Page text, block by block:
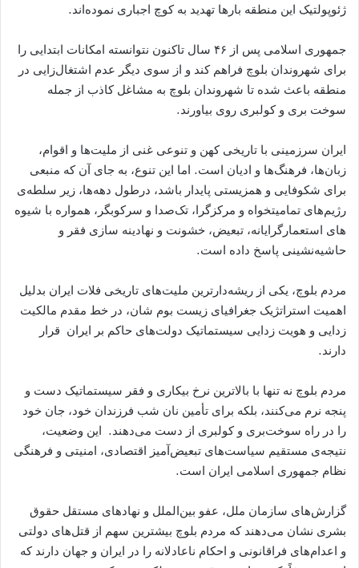
ژئوپولتیک این منطقه بارها تهدید به کوچ اجباری نموده‌اند.
جمهوری اسلامی پس از ۴۶ سال تاکنون نتوانسته امکانات ابتدایی را
برای شهروندان بلوچ فراهم کند و از سوی دیگر عدم اشتغال‌زایی در
منطقه باعث شده تا شهروندان بلوچ به مشاغل کاذب از جمله
سوخت بری و کولبری روی بیاورند.
ایران سرزمینی با تاریخی کهن و تنوعی غنی از ملیت‌ھا و اقوام،
زبان‌ها، فرهنگ‌ها و ادیان است. اما این تنوع، به ‌جای آن که منبعی
برای شکوفایی و همزیستی پایدار باشد، درطول دهه‌ها، زیر سلطه‌ی
رژیم‌های تمامیتخواه و مرکزگرا، تک‌صدا و سرکوبگر، همواره با شیوه‌
ھای استعمارگرایانه، تبعیض، خشونت و نھادینه سازی فقر و
حاشیه‌نشینی پاسخ داده است.
مردم بلوچ، یکی از ریشه‌دارترین ملیت‌ھای تاریخی فلات ایران بدلیل
اھمیت استراتژیک جغرافیای زیست بوم شان، در خط مقدم مالکیت
زدایی و ھویت زدایی سیستماتیک دولت‌ھای حاکم بر ایران قرار
دارند.
مردم بلوچ نه ‌تنها با بالاترین نرخ بیکاری و فقر سیستماتیک دست ‌و
پنجه نرم می‌کنند، بلکه برای تأمین نان شب فرزندان خود، جان خود
را در راه سوخت‌بری و کولبری از دست می‌دهند. این وضعیت،
نتیجه‌ی مستقیم سیاست‌های تبعیض‌آمیز اقتصادی، امنیتی و فرهنگی
نظام جمهوری اسلامی ایران است.
گزارش‌های سازمان ملل، عفو بین‌الملل و نهادهای مستقل حقوق
بشری نشان می‌دهند که مردم بلوچ بیشترین سهم از قتل‌ھای دولتی
و اعدام‌های فراقانونی و احکام ناعادلانه را در ایران و جھان دارند که